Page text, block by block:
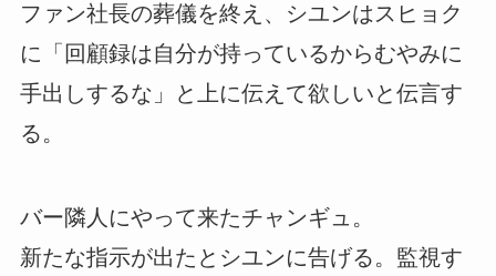
ファン社長の葬儀を終え、シユンはスヒョク
に「回顧録は自分が持っているからむやみに
手出しするな」と上に伝えて欲しいと伝言す
る。
バー隣人にやって来たチャンギュ。
新たな指示が出たとシユンに告げる。監視す